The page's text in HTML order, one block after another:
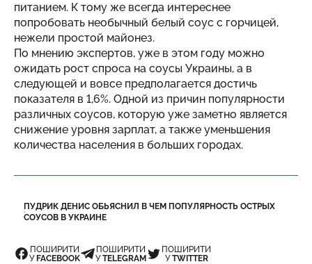
питанием. К тому же всегда интереснее
попробовать необычный белый соус с горчицей,
нежели простой майонез.
По мнению экспертов, уже в этом году можно
ожидать рост спроса на соусы Украины, а в
следующей и вовсе предполагается достичь
показателя в 1,6%. Одной из причин популярности
различных соусов, которую уже заметно является
снижение уровня зарплат, а также уменьшения
количества населения в больших городах.
ПУДРИК ДЕНИС ОБЬЯСНИЛ В ЧЕМ ПОПУЛЯРНОСТЬ ОСТРЫХ
СОУСОВ В УКРАИНЕ
ПОШИРИТИ
У FACEBOOK
ПОШИРИТИ
УTELEGRAM
ПОШИРИТИ
УTWITTER